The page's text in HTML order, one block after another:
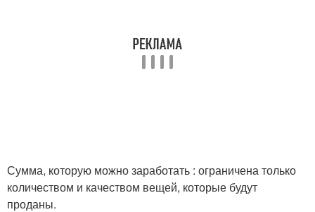
Сумма, которую можно заработать : ограничена только
количеством и качеством вещей, которые будут
проданы.